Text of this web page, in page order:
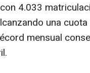
4.033
una
mensual